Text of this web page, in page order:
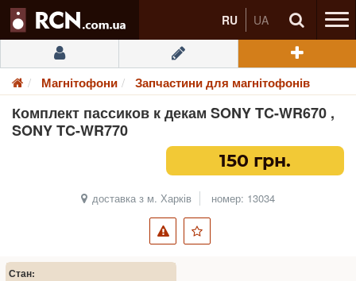
RU UA
Магнітофони Запчастини для магнітофонів
Комплект пассиков к декам SONY TC-WR670 ,
SONY TC-WR770
150 грн.
доставка з м. Харків номер: 13034
Стан: